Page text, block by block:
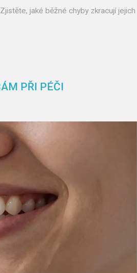
jaké běžné chyby zkracují jejich
PŘI PÉČI